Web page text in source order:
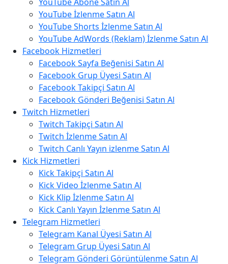
YouTube İzlenme Satın Al
YouTube Shorts İzlenme Satın Al
YouTube AdWords (Reklam) İzlenme Satın Al
Facebook Hizmetleri
Facebook Sayfa Beğenisi Satın Al
Facebook Grup Üyesi Satın Al
Facebook Takipçi Satın Al
Facebook Gönderi Beğenisi Satın Al
Twitch Hizmetleri
Twitch Takipçi Satın Al
Twitch İzlenme Satın Al
Twitch Canlı Yayın izlenme Satın Al
Kick Hizmetleri
Kick Takipçi Satın Al
Kick Video İzlenme Satın Al
Kick Klip İzlenme Satın Al
Kick Canlı Yayın İzlenme Satın Al
Telegram Hizmetleri
Telegram Kanal Üyesi Satın Al
Telegram Grup Üyesi Satın Al
Telegram Gönderi Görüntülenme Satın Al